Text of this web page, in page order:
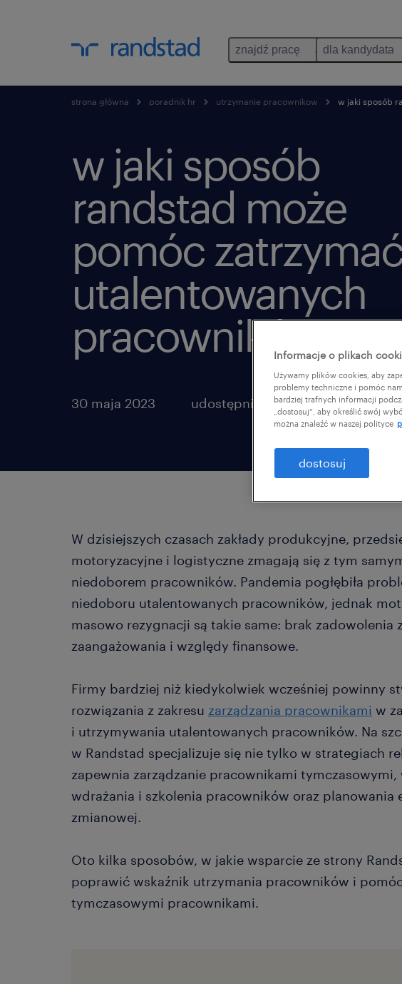
znajdź pracę dla kandydata
strona główna poradnik hr utrzymanie pracownikow w jaki sposób
w jaki sposób
randstad może
pomóc zatrzymać
utalentowanych
pracowników?
30 maja 2023 udostępnij artykuł:
W dzisiejszych czasach zakłady produkcyjne,
motoryzacyjne i logistyczne zmagają się z tym
niedoborem pracowników. Pandemia pogłębiła
niedoboru utalentowanych pracowników, jednak
masowo rezygnacji są takie same: brak zadowolenia
zaangażowania i względy finansowe.
Firmy bardziej niż kiedykolwiek wcześniej powinny
rozwiązania z zakresu zarządzania pracownikami w
i utrzymywania utalentowanych pracowników. Na
w Randstad specjalizuje się nie tylko w strategiach
zapewnia zarządzanie pracownikami
wdrażania i szkolenia pracowników oraz planowania
zmianowej.
Oto kilka sposobów, w jakie wsparcie ze strony
poprawić wskaźnik utrzymania pracowników i
tymczasowymi pracownikami.
Informacje o plikach
Używamy plików cookies, aby
problemy techniczne i pomóc
bardziej trafnych informacji
„dostosuj”, aby określić swój
można znaleźć w naszej polityce
dostosuj